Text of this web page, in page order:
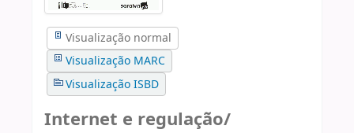
Visualização normal
Visualização MARC
Visualização ISBD
Internet e regulação/